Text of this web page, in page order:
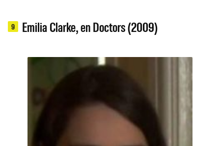
9 Emilia Clarke, en Doctors (2009)